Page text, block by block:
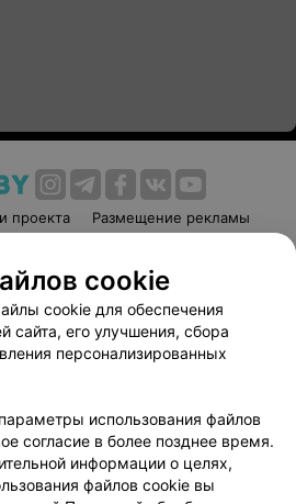
проекта
Размещение рекламы
соглашение
Способы оплаты
Партнеры
руководителю 103.by
персональных данных
cookie
cookie для обеспечения
сайта, его улучшения, сбора
персонализированных
использования файлов
согласие в более позднее время.
информации о целях,
файлов cookie вы